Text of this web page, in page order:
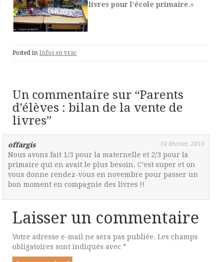
livres pour l’école primaire.«
Posted in Infos en vrac
Un commentaire sur “Parents
d’élèves : bilan de la vente de
livres”
offargis 14 février, 2010
Nous avons fait 1/3 pour la maternelle et 2/3 pour la
primaire qui en avait le plus besoin. C’est super et on
vous donne rendez-vous en novembre pour passer un
bon moment en compagnie des livres !!
Laisser un commentaire
Votre adresse e-mail ne sera pas publiée. Les champs
obligatoires sont indiqués avec *